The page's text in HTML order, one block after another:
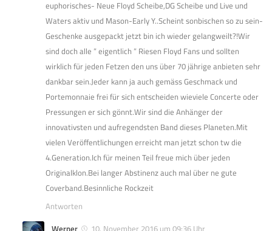
euphorisches- Neue Floyd Scheibe,DG Scheibe und Live und
Waters aktiv und Mason-Early Y..Scheint sonbischen so zu sein-
Geschenke ausgepackt jetzt bin ich wieder gelangweilt?!Wir
sind doch alle ” eigentlich ” Riesen Floyd Fans und sollten
wirklich für jeden Fetzen den uns über 70 jährige anbieten sehr
dankbar sein.Jeder kann ja auch gemäss Geschmack und
Portemonnaie frei für sich entscheiden wieviele Concerte oder
Pressungen er sich gönnt.Wir sind die Anhänger der
innovativsten und aufregendsten Band dieses Planeten.Mit
vielen Veröffentlichungen erreicht man jetzt schon tw die
4.Generation.Ich für meinen Teil freue mich über jeden
Originalklon.Bei langer Abstinenz auch mal über ne gute
Coverband.Besinnliche Rockzeit
Antworten